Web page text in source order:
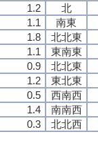
1.2
北
1.1
南東
1.8
北北東
1.1
東南東
0.9
北北東
1.2
東北東
0.5
西南西
1.4
南南西
0.3 北北西